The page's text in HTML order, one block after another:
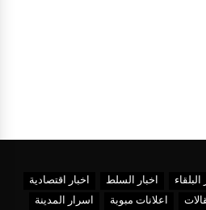
البلقاء اخبار السلط
اخبار اقتصادية
اعلانات مبوبة
اسرار المدينة